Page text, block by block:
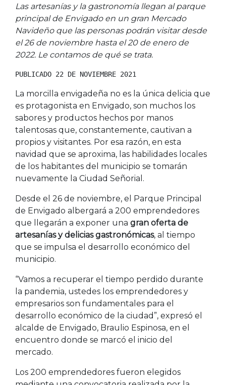
Las artesanías y la gastronomía llegan al parque
principal de Envigado en un gran Mercado
Navideño que las personas podrán visitar desde
el 26 de noviembre hasta el 20 de enero de
2022. Le contamos de qué se trata.
PUBLICADO 22 DE NOVIEMBRE 2021
La morcilla envigadeña no es la única delicia que
es protagonista en Envigado, son muchos los
sabores y productos hechos por manos
talentosas que, constantemente, cautivan a
propios y visitantes. Por esa razón, en esta
navidad que se aproxima, las habilidades locales
de los habitantes del municipio se tomarán
nuevamente la Ciudad Señorial.
Desde el 26 de noviembre, el Parque Principal
de Envigado albergará a 200 emprendedores
que llegarán a exponer una gran oferta de
artesanías y delicias gastronómicas, al tiempo
que se impulsa el desarrollo económico del
municipio.
“Vamos a recuperar el tiempo perdido durante
la pandemia, ustedes los emprendedores y
empresarios son fundamentales para el
desarrollo económico de la ciudad”, expresó el
alcalde de Envigado, Braulio Espinosa, en el
encuentro donde se marcó el inicio del
mercado.
Los 200 emprendedores fueron elegidos